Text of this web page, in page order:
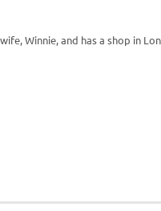
Winnie, and has a shop in